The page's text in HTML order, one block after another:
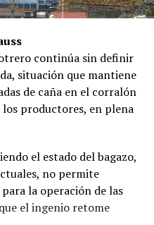
continúa sin definir
situación que mantiene
de caña en el corralón
productores, en plena
el estado del bagazo,
no permite
la operación de las
el ingenio retome